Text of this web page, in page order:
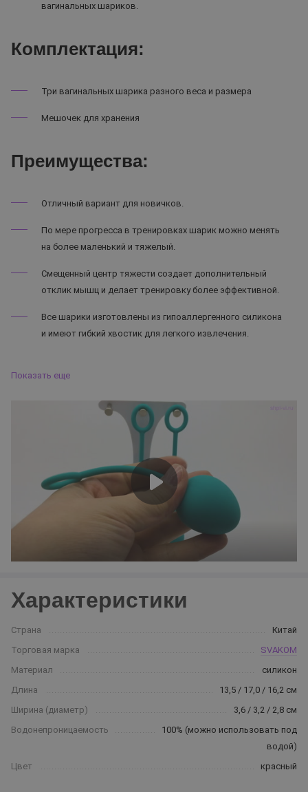
вагинальных шариков.
Комплектация:
Три вагинальных шарика разного веса и размера
Мешочек для хранения
Преимущества:
Отличный вариант для новичков.
По мере прогресса в тренировках шарик можно менять
на более маленький и тяжелый.
Смещенный центр тяжести создает дополнительный
отклик мышц и делает тренировку более эффективной.
Все шарики изготовлены из гипоаллергенного силикона
и имеют гибкий хвостик для легкого извлечения.
Показать еще
Характеристики
Страна
Китай
Торговая марка
SVAKOM
Материал
силикон
Длина
13,5 / 17,0 / 16,2 см
Ширина (диаметр)
3,6 / 3,2 / 2,8 см
Водонепроницаемость
100% (можно использовать под
водой)
Цвет
красный